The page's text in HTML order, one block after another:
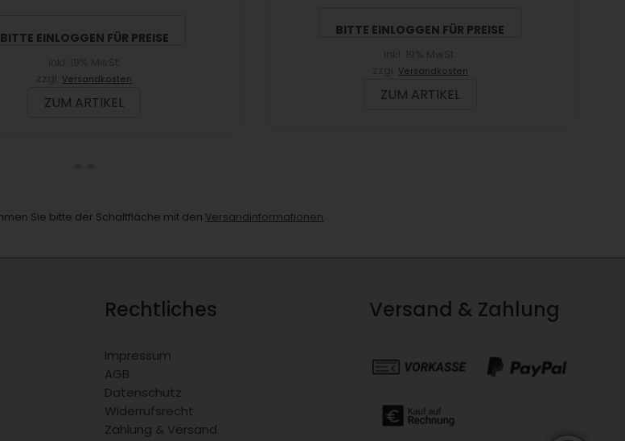
BITTE EINLOGGEN FÜR PREISE
Versandkosten
ZUM ARTIKEL
BITTE EINLOGGEN FÜR PREISE
Versandkosten
ZUM ARTIKEL
Sie bitte der Schaltfläche mit den Versandinformationen
Rechtliches
Impressum
AGB
Datenschutz
Widerrufsrecht
Zahlung & Versand
Versand & Zahlung